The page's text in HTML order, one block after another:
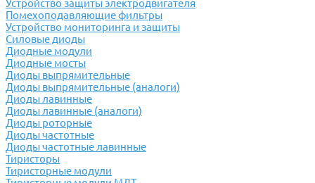
Устройство защиты электродвигателя
Помехоподавляющие фильтры
Устройство мониторинга и защиты
Силовые диоды
Диодные модули
Диодные мосты
Диоды выпрямительные
Диоды выпрямительные (аналоги)
Диоды лавинные
Диоды лавинные (аналоги)
Диоды роторные
Диоды частотные
Диоды частотные лавинные
Тиристоры
Тиристорные модули